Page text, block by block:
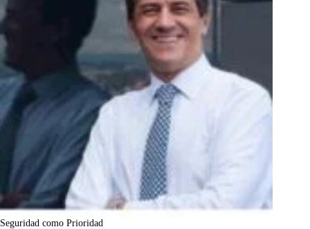
Seguridad como Prioridad